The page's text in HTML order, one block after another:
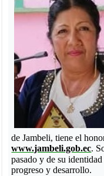
de Jambeli, tiene el
www.jambeli.gob.ec.
pasado y de su
progreso y desarrollo.